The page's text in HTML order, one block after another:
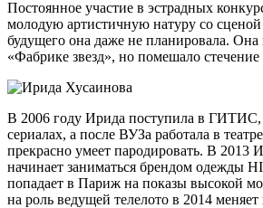
Постоянное участие в эстрадных
молодую артистичную натуру со
будущего она даже не планировала.
«Фабрике звезд», но помешало стечение
В 2006 году Ирида поступила в ГИТИС,
сериалах, а после ВУЗа работала в
прекрасно умеет пародировать. В 2013
начинает заниматься брендом одежды
попадает в Париж на показы высокой
на роль ведущей телелото в 2014